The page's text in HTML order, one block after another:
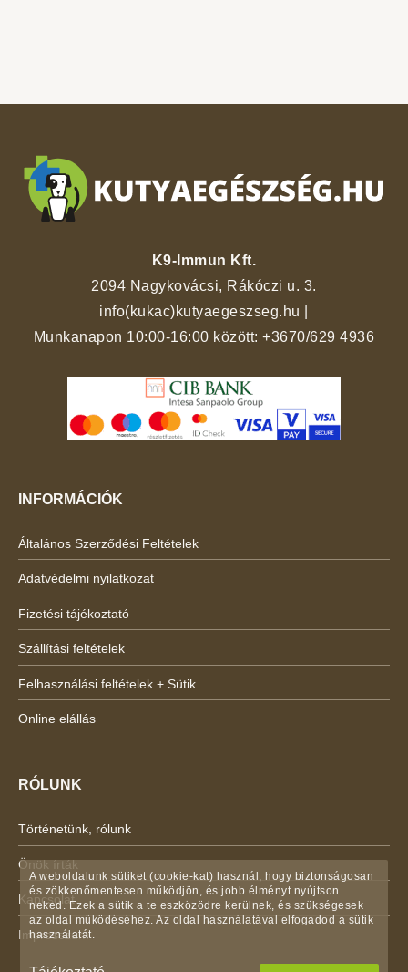
K9-Immun Kft.
2094 Nagykovácsi, Rákóczi u. 3.
info(kukac)kutyaegeszseg.hu
Munkanapon 10:00-16:00 között:+3670/629 4936
INFORMÁCIÓK
Általános Szerződési Feltételek
Adatvédelmi nyilatkozat
Fizetési tájékoztató
Szállítási feltételek
Felhasználási feltételek + Sütik
Online elállás
RÓLUNK
Történetünk, rólunk
Önök írták
Kapcsolat
Impresszum
A weboldalunk sütiket (cookie-kat) használ, hogy biztonságosan
és zökkenőmentesen működjön, és jobb élményt nyújtson
neked. Ezek a sütik a te eszközödre kerülnek, és szükségesek
az oldal működéséhez. Az oldal használatával elfogadod a sütik
használatát.